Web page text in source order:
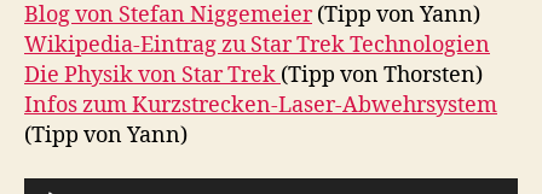
Blog von Stefan Niggemeier(Tipp von Yann)
Wikipedia-Eintrag zu Star Trek Technologien
Die Physik von Star Trek (Tipp von Thorsten)
Infos zum Kurzstrecken-Laser-Abwehrsystem
(Tipp von Yann)